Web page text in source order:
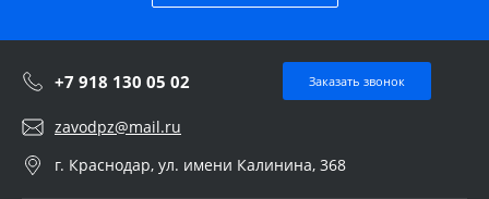
+7 918 130 05 02 Заказать звонок
zavodpz@mail.ru
г. Краснодар, ул. имени Калинина, 368